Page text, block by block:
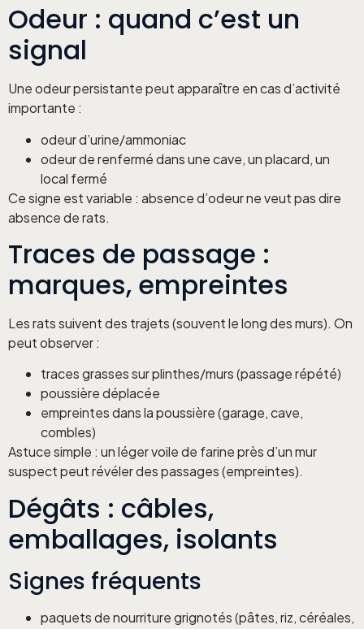
Odeur : quand c’est un
signal
Une odeur persistante peut apparaître en cas d’activité
importante :
odeur d’urine/ammoniac
odeur de renfermé dans une cave, un placard, un
local fermé
Ce signe est variable : absence d’odeur ne veut pas dire
absence de rats.
Traces de passage :
marques, empreintes
Les rats suivent des trajets (souvent le long des murs). On
peut observer :
traces grasses sur plinthes/murs (passage répété)
poussière déplacée
empreintes dans la poussière (garage, cave,
combles)
Astuce simple : un léger voile de farine près d’un mur
suspect peut révéler des passages (empreintes).
Dégâts : câbles,
emballages, isolants
Signes fréquents
paquets de nourriture grignotés (pâtes, riz, céréales,